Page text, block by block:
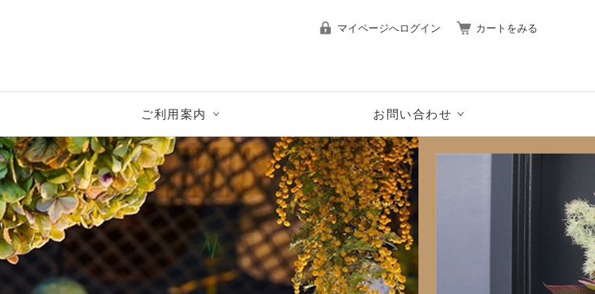
マイページへログイン カートをみる
ご利用案内 お問い合わせ